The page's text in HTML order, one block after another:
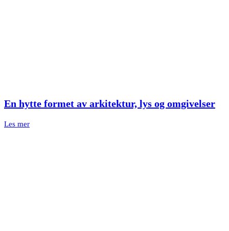
En hytte formet av arkitektur, lys og omgivelser
Les mer